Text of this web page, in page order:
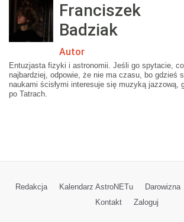
Franciszek
Badziak
Autor
Entuzjasta fizyki i astronomii. Jeśli go spytacie,
najbardziej, odpowie, że nie ma czasu, bo gdzieś
naukami ścisłymi interesuje się muzyką jazzową,
po Tatrach.
Redakcja Kalendarz AstroNETu Darowizna
Kontakt
Zaloguj